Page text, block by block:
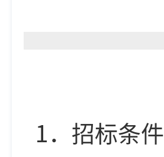
1 ．招标条件